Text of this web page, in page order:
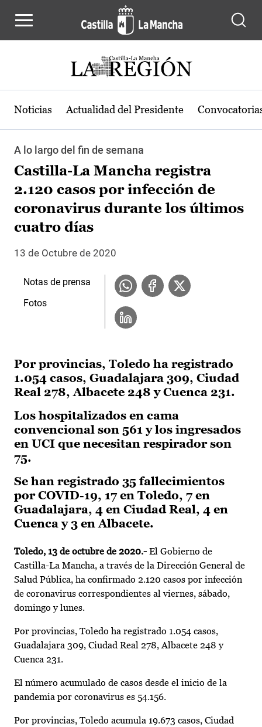
Noticias Actualidad del Presidente
A lo largo del fin de semana
Castilla-La Mancha registra
2.120 casos por infección de
coronavirus durante los últimos
cuatro días
13 de Octubre de 2020
Por provincias, Toledo ha registrado
1.054 casos, Guadalajara 309, Ciudad
Real 278, Albacete 248 y Cuenca 231.
Los hospitalizados en cama
convencional son 561 y los ingresados
en UCI que necesitan respirador son
75.
Se han registrado 35 fallecimientos
por COVID-19, 17 en Toledo, 7 en
Guadalajara, 4 en Ciudad Real, 4 en
Cuenca y 3 en Albacete.
Toledo, 13 de octubre de 2020.- El Gobierno de
Castilla-La Mancha, a través de la Dirección General de
Salud Pública, ha confirmado 2.120 casos por infección
de coronavirus correspondientes al viernes, sábado,
domingo y lunes.
Por provincias, Toledo ha registrado 1.054 casos,
Guadalajara 309, Ciudad Real 278, Albacete 248 y
Cuenca 231.
El número acumulado de casos desde el inicio de la
pandemia por coronavirus es 54.156.
Por provincias, Toledo acumula 19.673 casos, Ciudad
Notas de prensa
Fotos